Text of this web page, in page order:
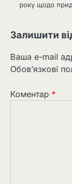
року щодо
Залишити
Ваша e-mail
Обов’язкові
Коментар *